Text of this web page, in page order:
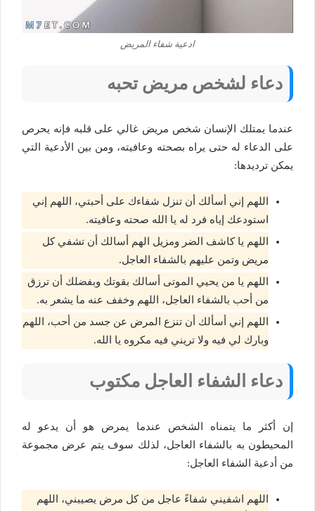
ادعية شفاء المريض
دعاء لشخص مريض تحبه
عندما يمتلك الإنسان شخص مريض غالي على قلبه فإنه يحرص
على الدعاء له حتى يراه بصحته وعافيته، ومن بين الأدعية التي
يمكن ترديدها:
اللهم إني أسألك أن تنزل شفاءك على أحبتي، اللهم إني
استودعك إياه فرد له يا الله صحته وعافيته.
اللهم يا كاشف الضر ومزيل الهم أسالك أن تشفي كل
مريض وتمن عليهم بالشفاء العاجل.
اللهم يا من يحيي الموتى أسالك بقوتك وبفضلك أن ترزق
من أحب بالشفاء العاجل، اللهم وخفف عنه ما يشعر به.
اللهم إني أسألك أن تنزع المرض عن جسد من أحب، اللهم
وبارك لي فيه ولا تريني فيه مكروه يا الله.
دعاء الشفاء العاجل مكتوب
إن أكثر ما يتمناه الشخص عندما يمرض هو أن يدعو له
المحيطون به بالشفاء العاجل، لذلك سوف يتم عرض مجموعة
من أدعية الشفاء العاجل:
اللهم اشفيني شفاءً عاجل من كل مرض يصيبني، اللهم